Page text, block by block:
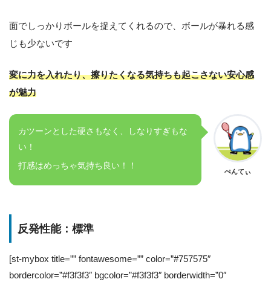
面でしっかりボールを捉えてくれるので、ボールが暴れる感
じも少ないです
変に力を入れたり、擦りたくなる気持ちも起こさない安心感
が魅力
カツーンとした硬さもなく、しなりすぎもな
い！
打感はめっちゃ気持ち良い！！
ぺんてぃ
反発性能：標準
[st-mybox title=”” fontawesome=”” color=”#757575″
bordercolor=”#f3f3f3″ bgcolor=”#f3f3f3″ borderwidth=”0″